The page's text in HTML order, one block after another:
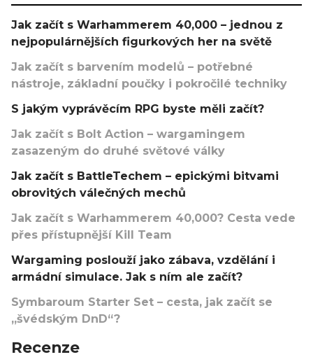
Jak začít s Warhammerem 40,000 – jednou z
nejpopulárnějších figurkových her na světě
Jak začít s barvením modelů – potřebné
nástroje, základní poučky i pokročilé techniky
S jakým vyprávěcím RPG byste měli začít?
Jak začít s Bolt Action – wargamingem
zasazeným do druhé světové války
Jak začít s BattleTechem – epickými bitvami
obrovitých válečných mechů
Jak začít s Warhammerem 40,000? Cesta vede
přes přístupnější Kill Team
Wargaming poslouží jako zábava, vzdělání i
armádní simulace. Jak s ním ale začít?
Symbaroum Starter Set – cesta, jak začít se
„švédským DnD“?
Recenze